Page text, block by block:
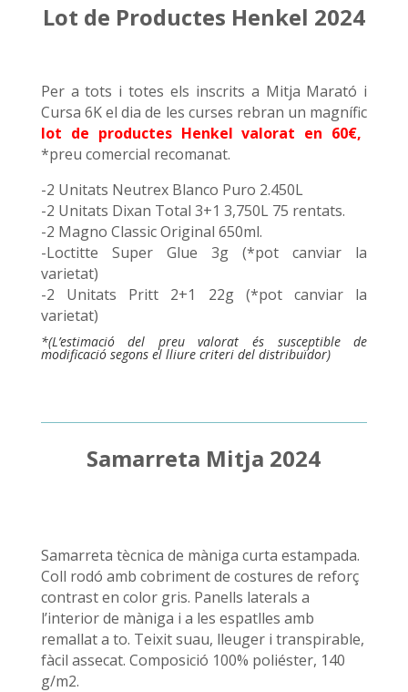
Lot de Productes Henkel 2024
Per a tots i totes els inscrits a Mitja Marató i
Cursa 6K el dia de les curses rebran un magnífic
lot de productes Henkel valorat en 60€,
*preu comercial recomanat.
-2 Unitats Neutrex Blanco Puro 2.450L
-2 Unitats Dixan Total 3+1 3,750L 75 rentats.
-2 Magno Classic Original 650ml.
-Loctitte Super Glue 3g (*pot canviar la
varietat)
-2 Unitats Pritt 2+1 22g (*pot canviar la
varietat)
*(L’estimació del preu valorat és susceptible de
modificació segons el lliure criteri del distribuïdor)
Samarreta Mitja 2024
Samarreta tècnica de màniga curta estampada.
Coll rodó amb cobriment de costures de reforç
contrast en color gris. Panells laterals a
l’interior de màniga i a les espatlles amb
remallat a to. Teixit suau, lleuger i transpirable,
fàcil assecat. Composició 100% poliéster, 140
g/m2.